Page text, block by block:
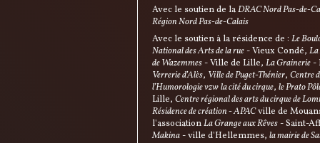
Avec le soutien de laDRAC Nord Pas-de-
Région Nord Pas-de-Calais
Avec le soutien à la résidence de : Le
National des Arts de la rue- Vieux Condé,
de Wazemmes- Ville de Lille, La Grainerie-
Verrerie d’Alès, Ville de Puget-Thénier, Centre
l’Humorologie vzwla cité du cirque, le Prato
Lille, Centre régional des arts du cirque de
Résidence de création - APACville de
l'associationLa Grange aux Rêves- Saint-
Makina- ville d'Hellemmes, la mairie de